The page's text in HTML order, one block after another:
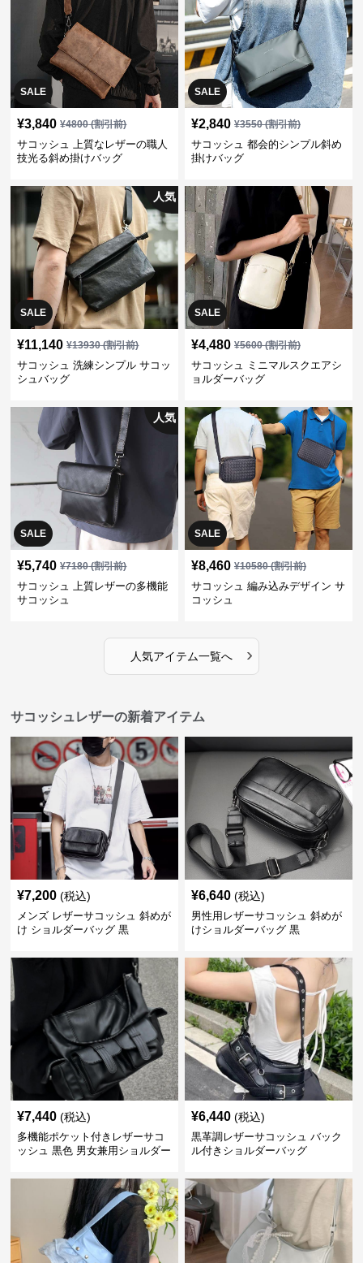
SALE
¥3,840 ¥4800(割引前)
サコッシュ 上質なレザーの職人
技光る斜め掛けバッグ
SALE
¥2,840 ¥3550(割引前)
サコッシュ 都会的シンプル斜め
掛けバッグ
SALE
人気
¥11,140 ¥13930(割引前)
サコッシュ 洗練シンプル サコッ
シュバッグ
SALE
¥4,480 ¥5600(割引前)
サコッシュ ミニマルスクエアシ
ョルダーバッグ
SALE
人気
¥5,740 ¥7180(割引前)
サコッシュ 上質レザーの多機能
サコッシュ
SALE
¥8,460 ¥10580(割引前)
サコッシュ 編み込みデザイン サ
コッシュ
人気アイテム一覧へ ›
サコッシュレザーの新着アイテム
¥7,200 (税込)
メンズ レザーサコッシュ 斜めが
け ショルダーバッグ 黒
¥6,640 (税込)
男性用レザーサコッシュ 斜めが
けショルダーバッグ 黒
¥7,440 (税込)
多機能ポケット付きレザーサコ
ッシュ 黒色 男女兼用ショルダー
¥6,440 (税込)
黒革調レザーサコッシュ バック
ル付きショルダーバッグ